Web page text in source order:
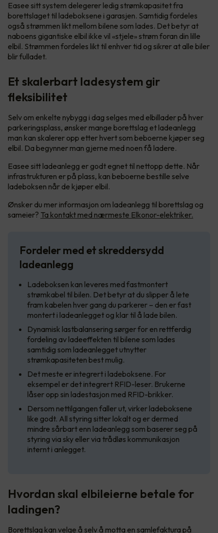
Easee sitt system delegerer ledig strømkapasitet fra
borettslaget til ladeboksene i garasjen. Samtidig fordeles
også strømmen likt mellom bilene som lades. Det betyr at
naboens gigantiske elbil ikke vil «stjele» strøm foran din lille
elbil. Strømmen fordeles likt til enhver tid og sikrer at alle biler
blir fulladet.
Et skalerbart ladesystem gir
fleksibilitet
Selv om enkelte nybygg i dag selges med elbillader på hver
parkeringsplass, ønsker mange borettslag et ladeanlegg
man kan skalerer opp etter hvert som beboerne kjøper seg
elbil. Da begynner man gjerne med noen få ladere.
Easee sitt ladeanlegg er godt egnet til nettopp dette. Når
infrastrukturen er på plass, kan beboerne bestille selve
ladeboksen når de kjøper elbil.
Ønsker du mer informasjon om ladeanlegg til borettslag og
sameier? Ta kontakt med nærmeste Elkonor-elektriker.
Fordeler med et skreddersydd
ladeanlegg
Ladeboksen kan leveres med fastmontert
strømkabel til bilen. Det betyr at du slipper å lete
fram kabelen hver gang du parkerer – den er fast
montert i ladeanlegget og klar til å lade bilen.
Dynamisk lastbalansering sørger for en rettferdig
fordeling av ladeeffekten til bilene som lades
samtidig som ladeanlegget utnytter
strømkapasiteten best mulig.
Det meste er integrert i ladeboksene. For
eksempel er det integrert RFID-leser. Brukerne
låser opp sin ladestasjon med RFID-brikker.
Dersom nettilgangen faller ut, virker ladeboksene
like godt. All styring sitter lokalt og er dermed
mindre sårbart enn ladeanlegg som baserer seg på
styring via sky eller via trådløs kommunikasjon
internt i anlegget.
Hvordan skal elbileierne betale for
ladingen?
Borettslag kan velge å selv å motta en samlefaktura på